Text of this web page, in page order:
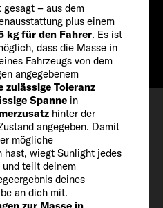
– aus dem
plus einem
kg für den Fahrer. Es ist
dass die Masse in
Fahrzeugs von dem
angegebenem
zulässige Toleranz
Spanne in
hinter der
angegeben. Damit
mögliche
hast, wiegt Sunlight jedes
und teilt deinem
deines
an dich mit.
zur Masse in
Info